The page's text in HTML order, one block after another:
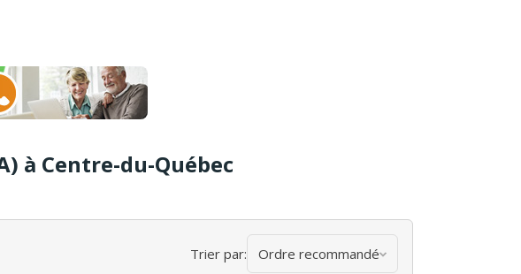
à Centre-du-Québec
Trier par: Ordre recommandé